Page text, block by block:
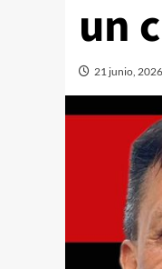
un
21 junio, 2026